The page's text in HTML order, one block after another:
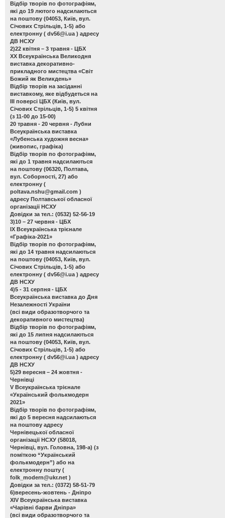
Відбір творів по фотографіям,
які до 19 лютого надсилаються
на поштову (04053, Київ, вул.
Січових Стрільців, 1-5) або
електронну ( dv56@i.ua ) адресу
ДВ НСХУ
2)22 квітня – 3 травня - ЦБХ
ХХ Всеукраїнська Великодня
виставка декоративно-
прикладного мистецтва «Світ
Божий як Великдень»
Відбір творів на засіданні
виставкому, яке відбудеться на
ІІІ поверсі ЦБХ (Київ, вул.
Січових Стрільців, 1-5) 5 квітня
(з 11-00 до 15-00)
20 травня - 20 червня - Лубни
Всеукраїнська виставка
«Лубенська художня весна»
(живопис, графіка)
Відбір творів по фотографіям,
які до 1 травня надсилаються
на поштову (06320, Полтава,
вул. Соборності, 27) або
електронну (
poltava.nshu@gmail.com )
адресу Полтавської обласної
організації НСХУ
Довідки за тел.: (0532) 52-56-19
3)10 – 27 червня - ЦБХ
ІХ Всеукраїнська трієнале
«Графіка-2021»
Відбір творів по фотографіям,
які до 14 травня надсилаються
на поштову (04053, Київ, вул.
Січових Стрільців, 1-5) або
електронну ( dv56@i.ua ) адресу
ДВ НСХУ
4)5 - 31 серпня - ЦБХ
Всеукраїнська виставка до Дня
Незалежності України
(всі види образотворчого та
декоративного мистецтва)
Відбір творів по фотографіям,
які до 15 липня надсилаються
на поштову (04053, Київ, вул.
Січових Стрільців, 1-5) або
електронну ( dv56@i.ua ) адресу
ДВ НСХУ
5)29 вересня – 24 жовтня -
Чернівці
V Всеукраїнська трієнале
«Український фолькмодерн
2021»
Відбір творів по фотографіям,
які до 5 вересня надсилаються
на поштову адресу
Чернівецької обласної
організації НСХУ (58018,
Чернівці, вул. Головна, 198-а) (з
поміткою “Український
фолькмодерн”) або на
електронну пошту (
folk_modern@ukr.net )
Довідки за тел.: (0372) 58-51-79
6)вересень-жовтень - Дніпро
ХІV Всеукраїнська виставка
«Чарівні барви Дніпра»
(всі види образотворчого та